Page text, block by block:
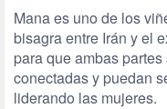
Mana es uno de los
bisagra entre Irán y el
para que ambas
conectadas y puedan
liderando las mujeres.